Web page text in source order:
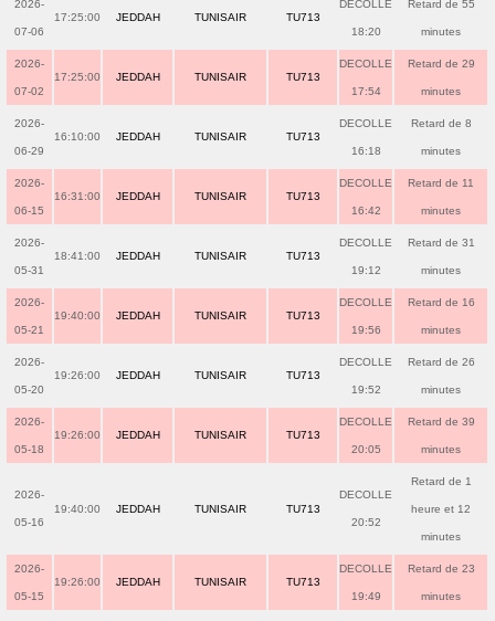
2026-
07-06
17:25:00 JEDDAH TUNISAIR TU713
DECOLLE
18:20
Retard de 55
minutes
2026-
07-02
17:25:00 JEDDAH TUNISAIR TU713
DECOLLE
17:54
Retard de 29
minutes
2026-
06-29
16:10:00 JEDDAH TUNISAIR TU713
DECOLLE
16:18
Retard de 8
minutes
2026-
06-15
16:31:00 JEDDAH TUNISAIR TU713
DECOLLE
16:42
Retard de 11
minutes
2026-
05-31
18:41:00 JEDDAH TUNISAIR TU713
DECOLLE
19:12
Retard de 31
minutes
2026-
05-21
19:40:00 JEDDAH TUNISAIR TU713
DECOLLE
19:56
Retard de 16
minutes
2026-
05-20
19:26:00 JEDDAH TUNISAIR TU713
DECOLLE
19:52
Retard de 26
minutes
2026-
05-18
19:26:00 JEDDAH TUNISAIR TU713
DECOLLE
20:05
Retard de 39
minutes
2026-
05-16
19:40:00 JEDDAH TUNISAIR TU713
DECOLLE
20:52
Retard de 1
heure et 12
minutes
2026-
05-15
19:26:00 JEDDAH TUNISAIR TU713
DECOLLE
19:49
Retard de 23
minutes